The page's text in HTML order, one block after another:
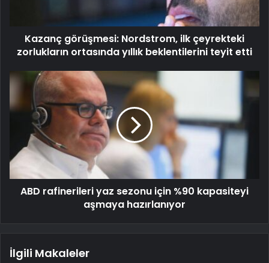
Kazanç görüşmesi: Nordstrom, ilk çeyrekteki
zorlukların ortasında yıllık beklentilerini teyit etti
ABD rafinerileri yaz sezonu için %90 kapasiteyi
aşmaya hazırlanıyor
İlgili Makaleler